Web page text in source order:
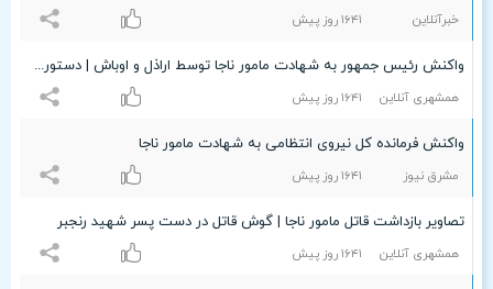
خبرآنلاین ۱۶۴۱ روز پیش
واکنش رئیس جمهور به شهادت مامور ناجا توسط اراذل و اوباش | دستور جدی به نیروی انتظامی
همشهری آنلاین ۱۶۴۱ روز پیش
واکنش فرمانده کل نیروی انتظامی به شهادت مامور ناجا
مشرق نیوز ۱۶۴۱ روز پیش
تصاویر بازداشت قاتل مامور ناجا | گوش قاتل در دست پسر شهید رنجبر
همشهری آنلاین ۱۶۴۱ روز پیش